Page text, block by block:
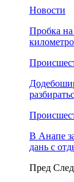
Новости
Пробка
В Анапе
дань с
Пред След